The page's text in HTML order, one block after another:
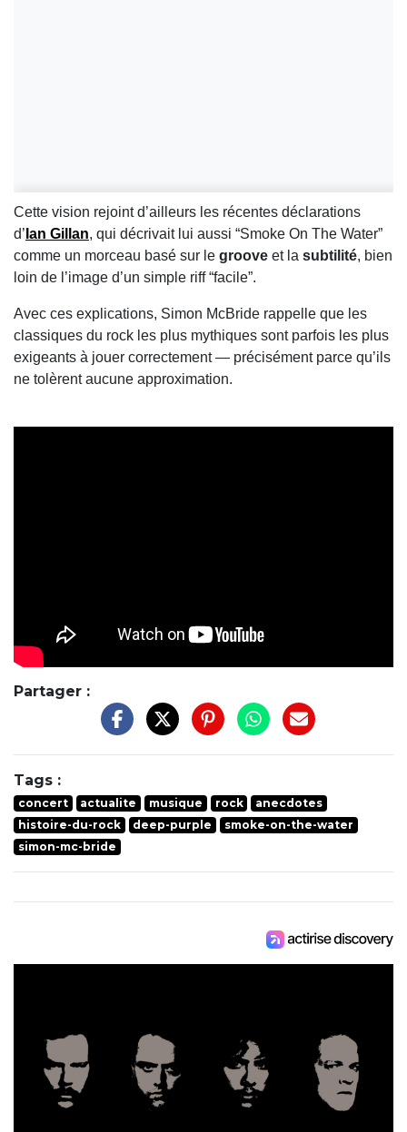
Cette vision rejoint d’ailleurs les récentes déclarations
d’ Ian Gillan, qui décrivait lui aussi “Smoke On The Water”
comme un morceau basé sur le groove et la subtilité, bien
loin de l’image d’un simple riff “facile”.
Avec ces explications, Simon McBride rappelle que les
classiques du rock les plus mythiques sont parfois les plus
exigeants à jouer correctement — précisément parce qu’ils
ne tolèrent aucune approximation.
Partager :
Tags :
concert actualite musique rock
anecdotes
histoire-du-rock
deep-purple
smoke-on-the-water
simon-mc-bride